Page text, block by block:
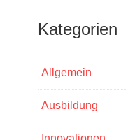
Kategorien
Allgemein
Ausbildung